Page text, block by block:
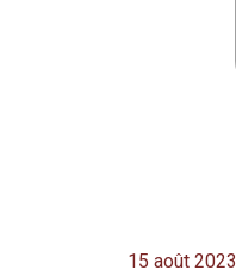
15 août 2023